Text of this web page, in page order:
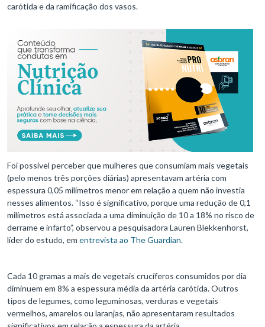
carótida e da ramificação dos vasos.
Foi possível perceber que mulheres que consumiam mais vegetais
(pelo menos três porções diárias) apresentavam artéria com
espessura 0,05 milímetros menor em relação a quem não investia
nesses alimentos. “Isso é significativo, porque uma redução de 0,1
milímetros está associada a uma diminuição de 10 a 18% no risco de
derrame e infarto”, observou a pesquisadora Lauren Blekkenhorst,
líder do estudo, em entrevista ao The Guardian.
Cada 10 gramas a mais de vegetais crucíferos consumidos por dia
diminuem em 8% a espessura média da artéria carótida. Outros
tipos de legumes, como leguminosas, verduras e vegetais
vermelhos, amarelos ou laranjas, não apresentaram resultados